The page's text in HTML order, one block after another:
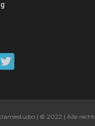
| © 2022 | Alle